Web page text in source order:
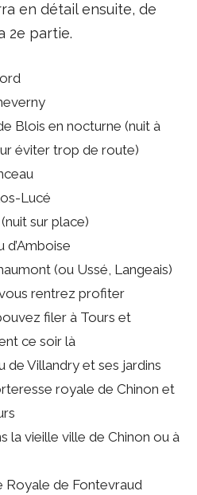
en détail ensuite, de
2e partie.
Blois en nocturne (nuit à
éviter trop de route)
Lucé
sur place)
d’Amboise
(ou Ussé, Langeais)
rentrez profiter
filer à Tours et
ce soir là
de Villandry et ses jardins
royale de Chinon et
la vieille ville de Chinon ou à
Royale de Fontevraud